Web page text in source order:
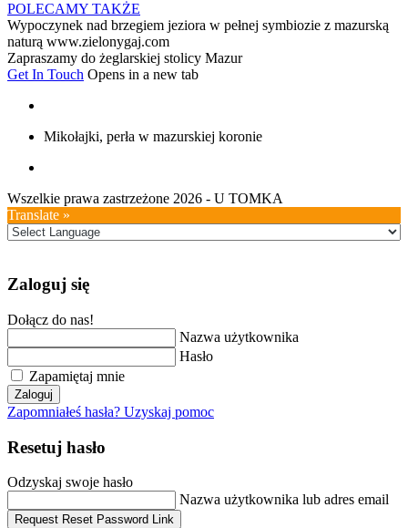
POLECAMY TAKŻE
Wypoczynek nad brzegiem jeziora w pełnej symbiozie z mazurską
naturą www.zielonygaj.com
Zapraszamy do żeglarskiej stolicy Mazur
Get In Touch Opens in a new tab
Mikołajki, perła w mazurskiej koronie
Wszelkie prawa zastrzeżone 2026 - U TOMKA
Translate »
Zaloguj się
Dołącz do nas!
Nazwa użytkownika
Hasło
Zapamiętaj mnie
Zaloguj
Zapomniałeś hasła? Uzyskaj pomoc
Resetuj hasło
Odzyskaj swoje hasło
Nazwa użytkownika lub adres email
Request Reset Password Link